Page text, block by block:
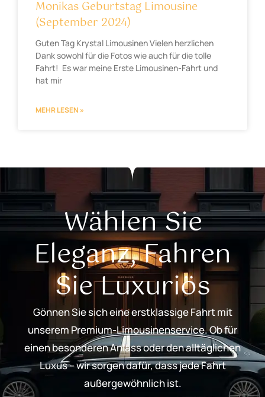
Monikas Geburtstag Limousine
(September 2024)
Guten Tag Krystal Limousinen Vielen herzlichen
Dank sowohl für die Fotos wie auch für die tolle
Fahrt! Es war meine Erste Limousinen-Fahrt und
hat mir
MEHR LESEN »
Wählen Sie
Eleganz, Fahren
Sie Luxuriös
Gönnen Sie sich eine erstklassige Fahrt mit
unserem Premium-Limousinenservice. Ob für
einen besonderen Anlass oder den alltäglichen
Luxus – wir sorgen dafür, dass jede Fahrt
außergewöhnlich ist.